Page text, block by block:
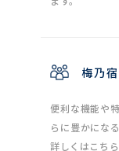
梅乃
便利な機能や
らに豊かにな
詳しくはこちら